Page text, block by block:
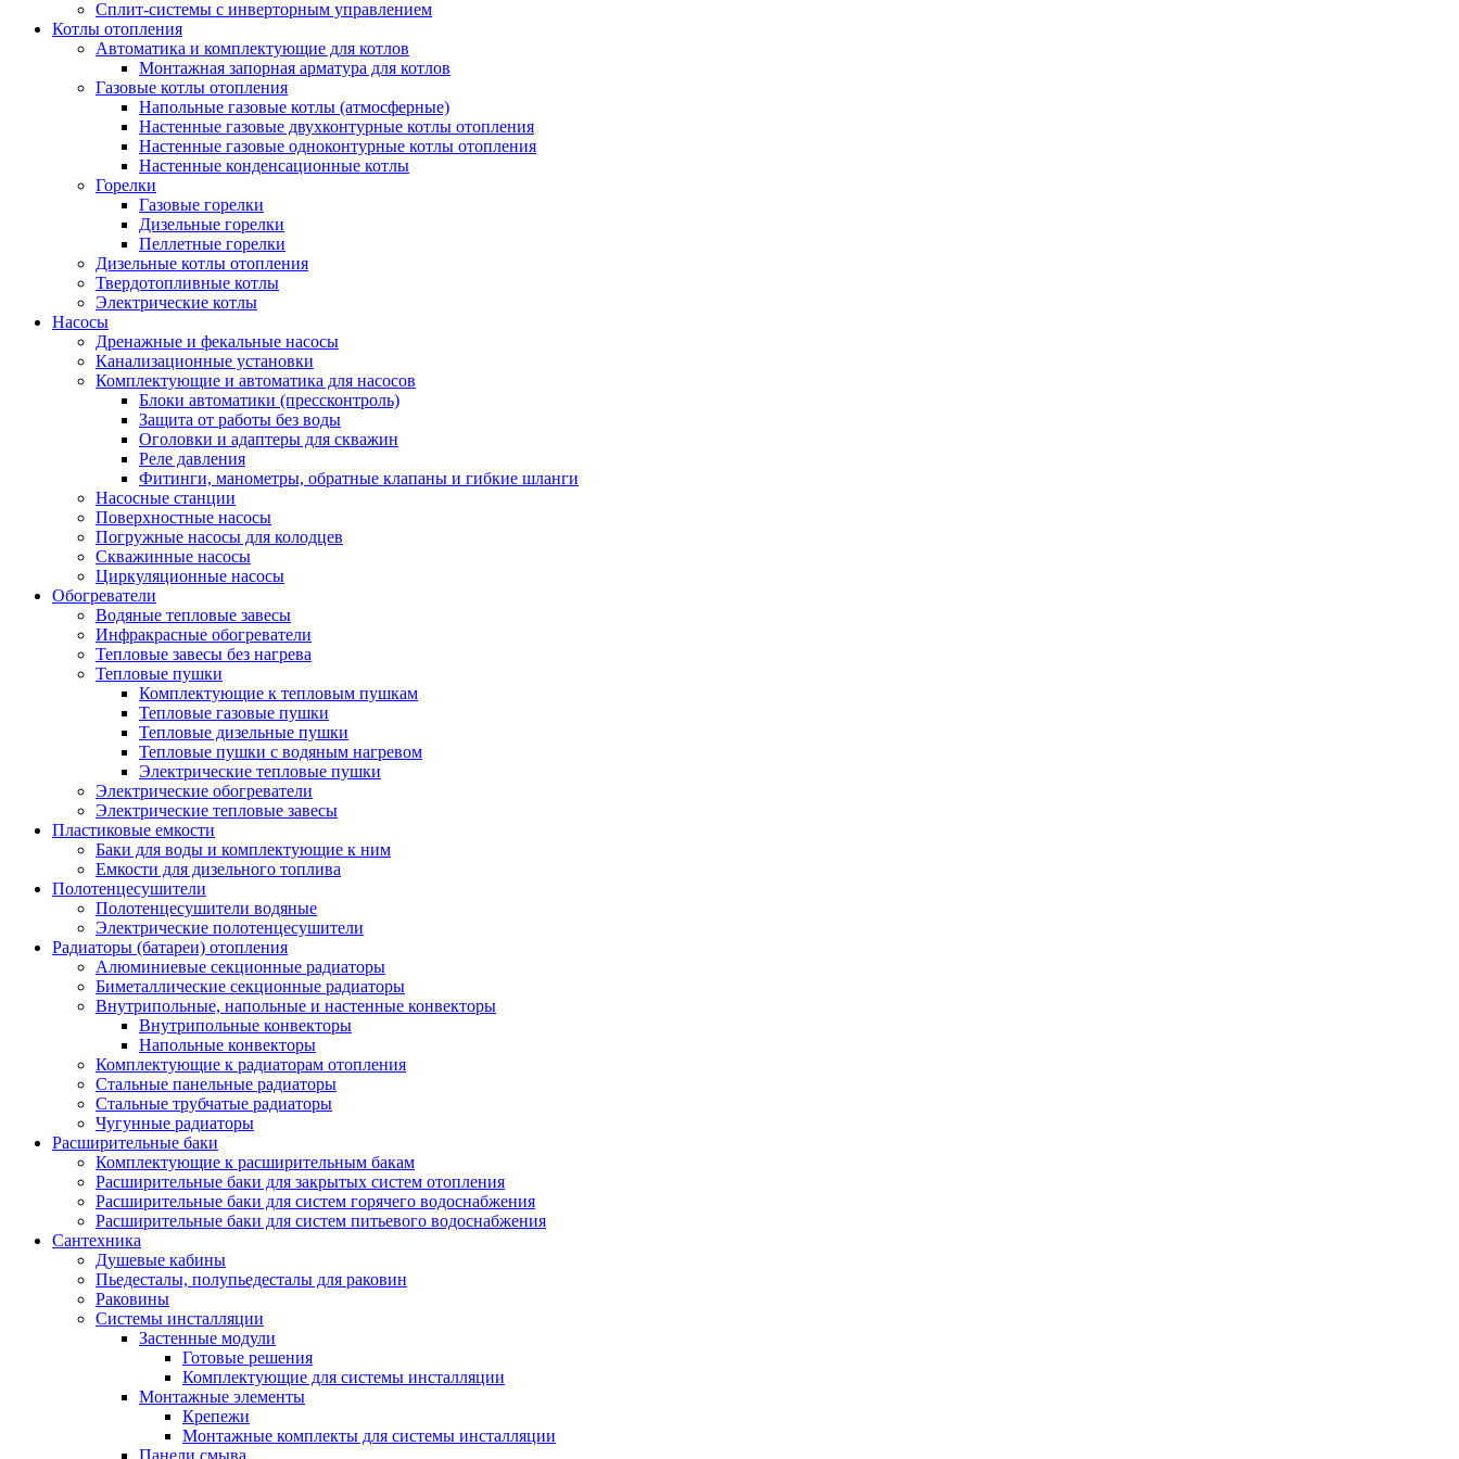
Сплит-системы с инверторным управлением
Котлы отопления
Автоматика и комплектующие для котлов
Монтажная запорная арматура для котлов
Газовые котлы отопления
Напольные газовые котлы (атмосферные)
Настенные газовые двухконтурные котлы отопления
Настенные газовые одноконтурные котлы отопления
Настенные конденсационные котлы
Горелки
Газовые горелки
Дизельные горелки
Пеллетные горелки
Дизельные котлы отопления
Твердотопливные котлы
Электрические котлы
Насосы
Дренажные и фекальные насосы
Канализационные установки
Комплектующие и автоматика для насосов
Блоки автоматики (прессконтроль)
Защита от работы без воды
Оголовки и адаптеры для скважин
Реле давления
Фитинги, манометры, обратные клапаны и гибкие шланги
Насосные станции
Поверхностные насосы
Погружные насосы для колодцев
Скважинные насосы
Циркуляционные насосы
Обогреватели
Водяные тепловые завесы
Инфракрасные обогреватели
Тепловые завесы без нагрева
Тепловые пушки
Комплектующие к тепловым пушкам
Тепловые газовые пушки
Тепловые дизельные пушки
Тепловые пушки с водяным нагревом
Электрические тепловые пушки
Электрические обогреватели
Электрические тепловые завесы
Пластиковые емкости
Баки для воды и комплектующие к ним
Емкости для дизельного топлива
Полотенцесушители
Полотенцесушители водяные
Электрические полотенцесушители
Радиаторы (батареи) отопления
Алюминиевые секционные радиаторы
Биметаллические секционные радиаторы
Внутрипольные, напольные и настенные конвекторы
Внутрипольные конвекторы
Напольные конвекторы
Комплектующие к радиаторам отопления
Стальные панельные радиаторы
Стальные трубчатые радиаторы
Чугунные радиаторы
Расширительные баки
Комплектующие к расширительным бакам
Расширительные баки для закрытых систем отопления
Расширительные баки для систем горячего водоснабжения
Расширительные баки для систем питьевого водоснабжения
Сантехника
Душевые кабины
Пьедесталы, полупьедесталы для раковин
Раковины
Системы инсталляции
Застенные модули
Готовые решения
Комплектующие для системы инсталляции
Монтажные элементы
Крепежи
Монтажные комплекты для системы инсталляции
Панели смыва